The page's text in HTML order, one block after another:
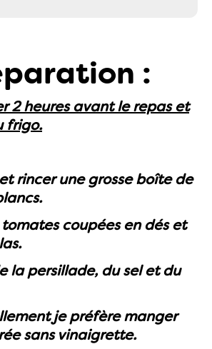
:
2 heures avant le repas et
frigo.
rincer une grosse boîte de
coupées en dés et
la persillade, du sel et du
je préfère manger
sans vinaigrette.